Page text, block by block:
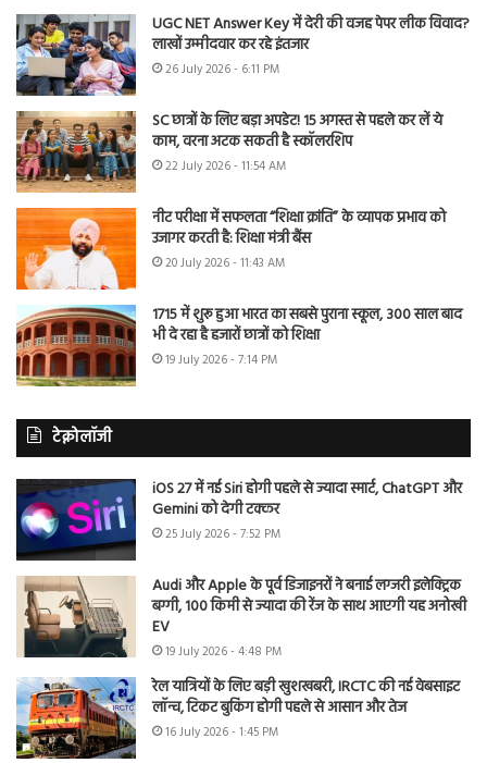
UGC NET Answer Key में देरी की वजह पेपर लीक विवाद?
लाखों उम्मीदवार कर रहे इंतजार
26 July 2026 - 6:11 PM
SC छात्रों के लिए बड़ा अपडेट! 15 अगस्त से पहले कर लें ये
काम, वरना अटक सकती है स्कॉलरशिप
22 July 2026 - 11:54 AM
नीट परीक्षा में सफलता “शिक्षा क्रांति” के व्यापक प्रभाव को
उजागर करती है: शिक्षा मंत्री बैंस
20 July 2026 - 11:43 AM
1715 में शुरू हुआ भारत का सबसे पुराना स्कूल, 300 साल बाद
भी दे रहा है हजारों छात्रों को शिक्षा
19 July 2026 - 7:14 PM
टेक्नोलॉजी
iOS 27 में नई Siri होगी पहले से ज्यादा स्मार्ट, ChatGPT और
Gemini को देगी टक्कर
25 July 2026 - 7:52 PM
Audi और Apple के पूर्व डिजाइनरों ने बनाई लग्जरी इलेक्ट्रिक
बग्गी, 100 किमी से ज्यादा की रेंज के साथ आएगी यह अनोखी
EV
19 July 2026 - 4:48 PM
रेल यात्रियों के लिए बड़ी खुशखबरी, IRCTC की नई वेबसाइट
लॉन्च, टिकट बुकिंग होगी पहले से आसान और तेज
16 July 2026 - 1:45 PM